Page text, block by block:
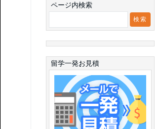
ページ内検索
留学一発お見積